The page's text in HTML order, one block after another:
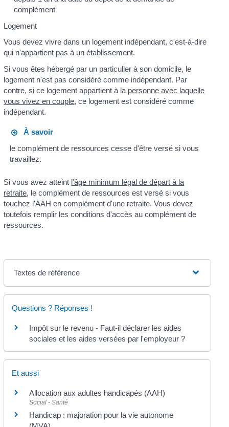
complément
Logement
Vous devez vivre dans un logement indépendant, c'est-à-dire
qui n'appartient pas à un établissement.
Si vous êtes hébergé par un particulier à son domicile, le
logement n'est pas considéré comme indépendant. Par
contre, si ce logement appartient à la personne avec laquelle
vous vivez en couple, ce logement est considéré comme
indépendant.
À savoir
le complément de ressources cesse d'être versé si vous
travaillez.
Si vous avez atteint l'âge minimum légal de départ à la
retraite, le complément de ressources est versé si vous
touchez l'AAH en complément d'une retraite. Vous devez
toutefois remplir les conditions d'accès au complément de
ressources.
Textes de référence
Questions ? Réponses !
Impôt sur le revenu - Faut-il déclarer les aides
sociales et les aides versées par l'employeur ?
Et aussi
Allocation aux adultes handicapés (AAH)
Social - Santé
Handicap : majoration pour la vie autonome